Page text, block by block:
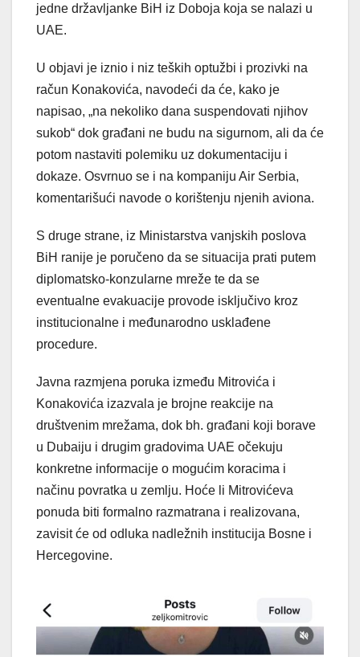
jedne državljanke BiH iz Doboja koja se nalazi u
UAE.
U objavi je iznio i niz teških optužbi i prozivki na
račun Konakovića, navodeći da će, kako je
napisao, „na nekoliko dana suspendovati njihov
sukob“ dok građani ne budu na sigurnom, ali da će
potom nastaviti polemiku uz dokumentaciju i
dokaze. Osvrnuo se i na kompaniju Air Serbia,
komentarišući navode o korištenju njenih aviona.
S druge strane, iz Ministarstva vanjskih poslova
BiH ranije je poručeno da se situacija prati putem
diplomatsko-konzularne mreže te da se
eventualne evakuacije provode isključivo kroz
institucionalne i međunarodno usklađene
procedure.
Javna razmjena poruka između Mitrovića i
Konakovića izazvala je brojne reakcije na
društvenim mrežama, dok bh. građani koji borave
u Dubaiju i drugim gradovima UAE očekuju
konkretne informacije o mogućim koracima i
načinu povratka u zemlju. Hoće li Mitrovićeva
ponuda biti formalno razmatrana i realizovana,
zavisit će od odluka nadležnih institucija Bosne i
Hercegovine.